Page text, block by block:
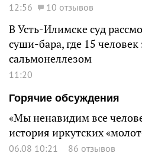
12:56 10 отзывов
В Усть-Илимске суд
суши-бара, где 15 человек
сальмонеллезом
11:20
Горячие обсуждения
«Мы ненавидим все
история иркутских
06.08 10:21 86 отзывов